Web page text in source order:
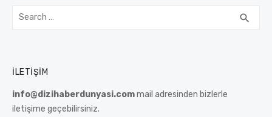
Search
search
İLETIŞIM
info@dizihaberdunyasi.commail adresinden bizlerle
iletişime geçebilirsiniz.